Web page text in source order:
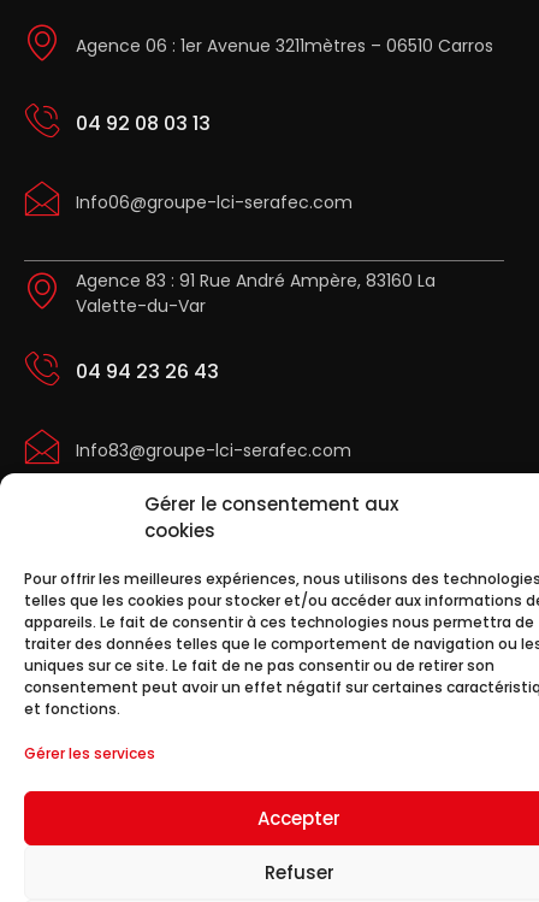
Gérer le consentement aux
cookies
Pour offrir les meilleures expériences, nous utilisons des
telles que les cookies pour stocker et/ou accéder aux informations
appareils. Le fait de consentir à ces technologies nous permettra de
traiter des données telles que le comportement de navigation ou
uniques sur ce site. Le fait de ne pas consentir ou de retirer son
consentement peut avoir un effet négatif sur certaines
et fonctions.
Gérer les services
Accepter
Refuser
Agence 06 : 1er Avenue 3211mètres – 06510 Carros
04 92 08 03 13
Info06@groupe-lci-serafec.com
Agence 83 : 91 Rue André Ampère, 83160 La
Valette-du-Var
04 94 23 26 43
Info83@groupe-lci-serafec.com
©2024. Groupe LCI Serafec. Tous droits réservés.
Mentions légales.Design :Des ronds dans des
carrés